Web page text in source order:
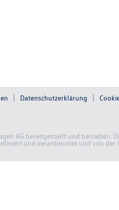
Datenschutzerklärung
AG bereitgestellt und
und verantwortet und von